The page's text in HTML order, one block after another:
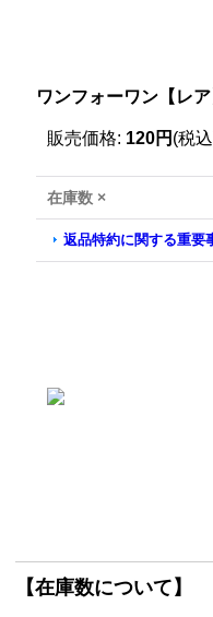
ワンフォーワン【レ
販売価格: 120円 (税
在庫数 ×
返品特約に関する重要
【在庫数について】